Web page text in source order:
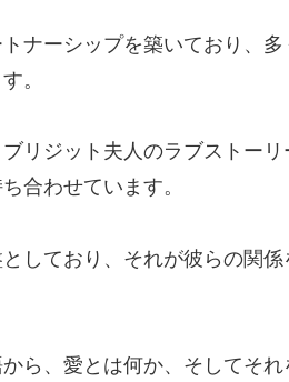
ナーシップを築いており、
。
リジット夫人のラブストー
合わせています。
しており、それが彼らの関
ら、愛とは何か、そしてそ